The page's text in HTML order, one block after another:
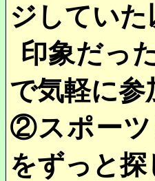
ジしてい
印象だっ
で気軽に
②スポーツ
をずっと